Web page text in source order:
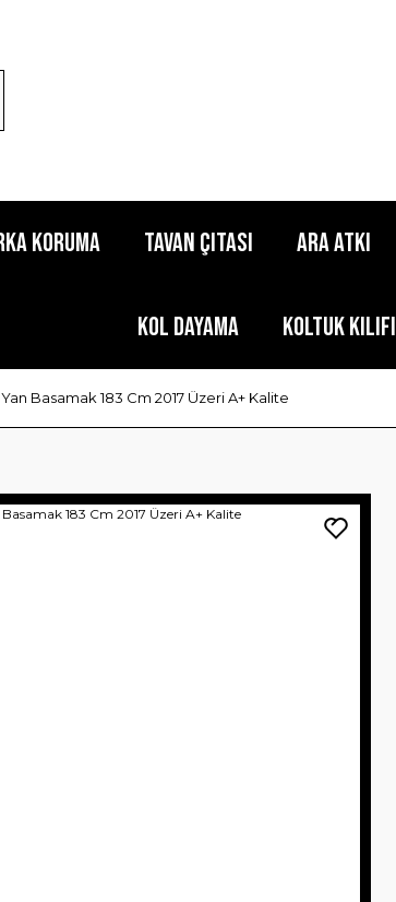
Koruma Tavan Çıtası Ara Atkı
Kol Dayama Koltuk Kılıfı
Basamak 183 Cm 2017 Üzeri A+ Kalite